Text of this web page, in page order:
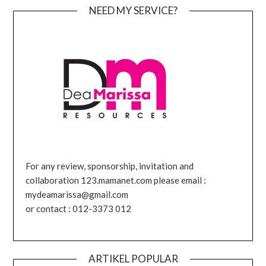
NEED MY SERVICE?
For any review, sponsorship, invitation and
collaboration 123.mamanet.com please email :
mydeamarissa@gmail.com
or contact : 012-3373 012
ARTIKEL POPULAR